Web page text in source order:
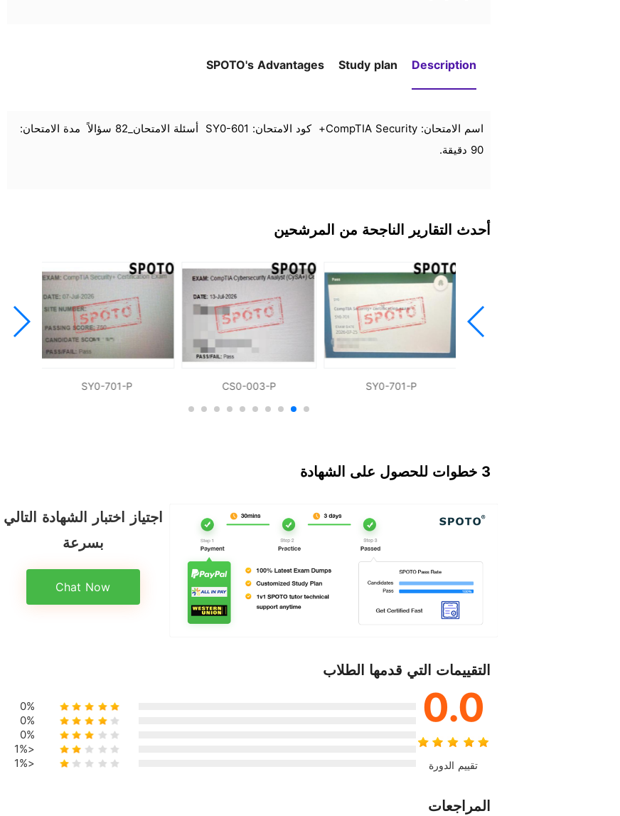
Description
Study plan
SPOTO's Advantages
اسم الامتحان: CompTIA Security+ كود الامتحان: SY0-601 أسئلة الامتحان_82 سؤالاً مدة الامتحان:
90 دقيقة.
أحدث التقارير الناجحة من المرشحين
SY0-701-P
CS0-003-P
SY0-701-P
3 خطوات للحصول على الشهادة
اجتياز اختبار الشهادة التالي
بسرعة
Chat Now
التقييمات التي قدمها الطلاب
0.0
تقييم الدورة
0%
0%
0%
<1%
<1%
المراجعات